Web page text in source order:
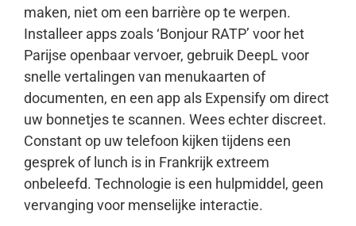
maken, niet om een barrière op te werpen.
Installeer apps zoals ‘Bonjour RATP’ voor het
Parijse openbaar vervoer, gebruik DeepL voor
snelle vertalingen van menukaarten of
documenten, en een app als Expensify om direct
uw bonnetjes te scannen. Wees echter discreet.
Constant op uw telefoon kijken tijdens een
gesprek of lunch is in Frankrijk extreem
onbeleefd. Technologie is een hulpmiddel, geen
vervanging voor menselijke interactie.